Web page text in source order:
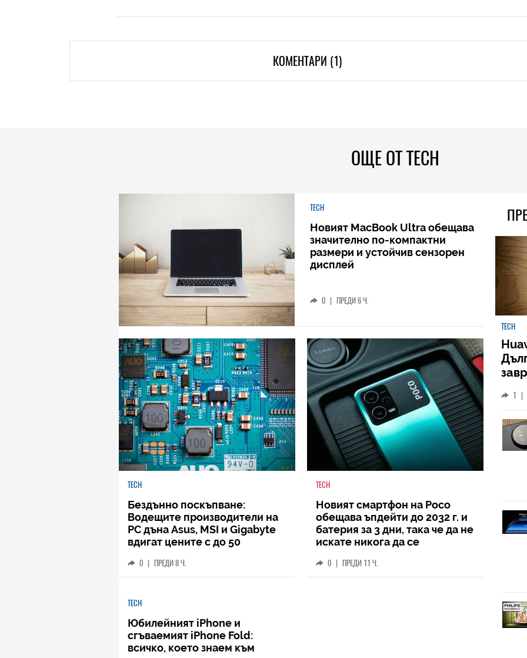
КОМЕНТАРИ (1)
ОЩЕ ОТ TECH
TECH
Новият MacBook Ultra обещава
значително по-компактни
размери и устойчив сензорен
дисплей
0 | ПРЕДИ 6 Ч.
TECH
Бездънно поскъпване:
Водещите производители на
РС дъна Asus, MSI и Gigabyte
вдигат цените с до 50
0 | ПРЕДИ 8 Ч.
TECH
Новият смартфон на Poco
обещава ъпдейти до 2032 г. и
батерия за 3 дни, така че да не
искате никога да се
0 | ПРЕДИ 11 Ч.
TECH
Юбилейният iPhone и
сгъваемият iPhone Fold:
всичко, което знаем към
TECH
1 |